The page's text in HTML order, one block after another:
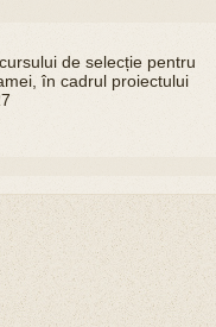
de selecție pentru
în cadrul proiectului